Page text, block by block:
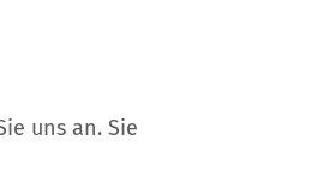
uns an. Sie